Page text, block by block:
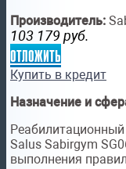
Производитель:
103 179 руб.
отложить
Купить в кредит
Назначение и
Salus Sabirgym
выполнения